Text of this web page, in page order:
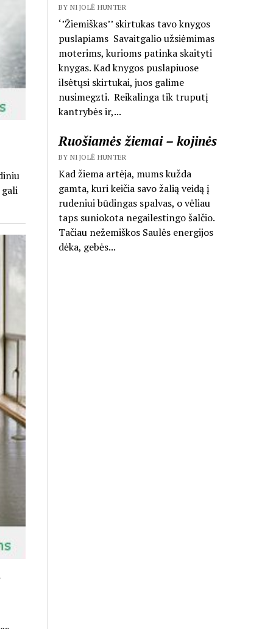
BY NIJOLĖ HUNTER
‘’Žiemiškas’’ skirtukas tavo knygos
puslapiams Savaitgalio užsiėmimas
moterims, kurioms patinka skaityti
knygas. Kad knygos puslapiuose
ilsėtųsi skirtukai, juos galime
nusimegzti. Reikalinga tik truputį
kantrybės ir,...
Ruošiamės žiemai – kojinės
BY NIJOLĖ HUNTER
Kad žiema artėja, mums kužda
gamta, kuri keičia savo žalią veidą į
rudeniui būdingas spalvas, o vėliau
taps suniokota negailestingo šalčio.
Tačiau nežemiškos Saulės energijos
dėka, gebės...